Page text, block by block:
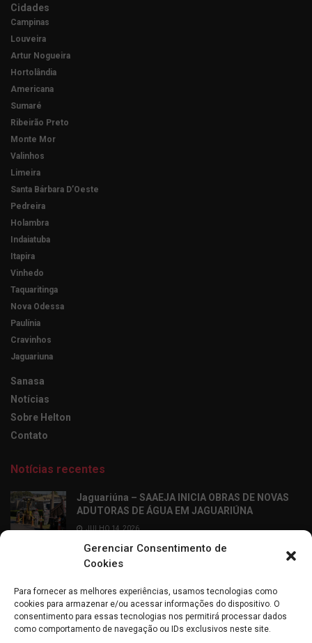
Gerenciar Consentimento de
Cookies
Para fornecer as melhores experiências, usamos tecnologias como
cookies para armazenar e/ou acessar informações do dispositivo. O
consentimento para essas tecnologias nos permitirá processar dados
como comportamento de navegação ou IDs exclusivos neste site.
Cidades
Campinas
Louveira
Artur Nogueira
Hortolândia
Americana
Sumaré
Ribeirão Preto
Monte Mor
Valinhos
Limeira
Santa Bárbara D’Oeste
Pedreira
Holambra
Indaiatuba
Itapira
Vinhedo
Taquaritinga
Nova Odessa
Paulínia
Cravinhos
Jaguariuna
Sanasa
Notícias
Sobre Helton
Contato
Notícias recentes
Jaguariúna – SAAEJA INICIA OBRAS DE NOVAS
ADUTORAS DE ÁGUA EM JAGUARIÚNA
JULHO 14, 2026
Ribeirão Preto – Professor Alfabetizador chega
às salas de aula dos 2º anos da rede municipal
JULHO 14, 2026